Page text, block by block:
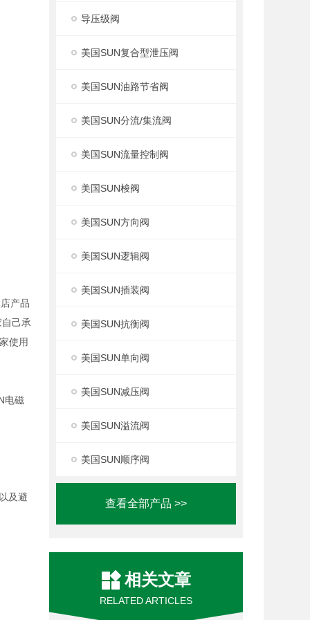
导压级阀
美国SUN复合型泄压阀
美国SUN油路节省阀
美国SUN分流/集流阀
美国SUN流量控制阀
美国SUN梭阀
美国SUN方向阀
美国SUN逻辑阀
美国SUN插装阀
美国SUN抗衡阀
美国SUN单向阀
美国SUN减压阀
美国SUN溢流阀
美国SUN顺序阀
查看全部产品 >>
相关文章
RELATED ARTICLES
产品
己承
使用
电磁
及避